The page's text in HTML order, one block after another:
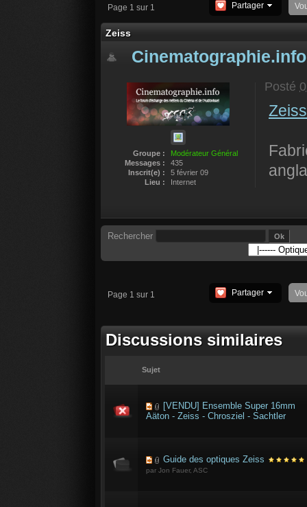
Page 1 sur 1 Partager
Zeiss
Cinematographie.info
Groupe :
Modérateur Général
Messages :
435
Inscrit(e) :
5 février 09
Lieu :
Internet
Posté
Rechercher
Page 1 sur 1 Partager
Discussions similaires
Sujet
[VENDU] Ensemble Super 16mm
Aäton - Zeiss - Chrosziel - Sachtler
Guide des optiques Zeiss
par Jon Fauer, ASC